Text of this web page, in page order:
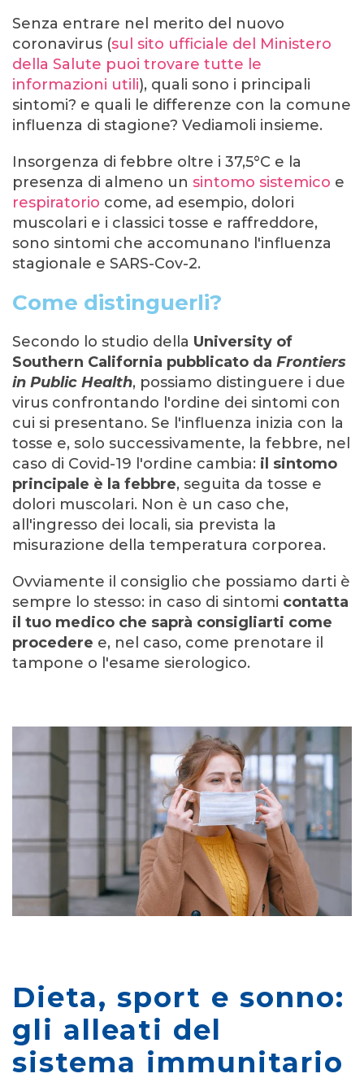
Senza entrare nel merito del nuovo
coronavirus (sul sito ufficiale del Ministero
della Salute puoi trovare tutte le
informazioni utili), quali sono i principali
sintomi? e quali le differenze con la comune
influenza di stagione? Vediamoli insieme.
Insorgenza di febbre oltre i 37,5°C e la
presenza di almeno un sintomo sistemico e
respiratorio come, ad esempio, dolori
muscolari e i classici tosse e raffreddore,
sono sintomi che accomunano l'influenza
stagionale e SARS-Cov-2.
Come distinguerli?
Secondo lo studio della University of
Southern California pubblicato da Frontiers
in Public Health, possiamo distinguere i due
virus confrontando l'ordine dei sintomi con
cui si presentano. Se l'influenza inizia con la
tosse e, solo successivamente, la febbre, nel
caso di Covid-19 l'ordine cambia: il sintomo
principale è la febbre, seguita da tosse e
dolori muscolari. Non è un caso che,
all'ingresso dei locali, sia prevista la
misurazione della temperatura corporea.
Ovviamente il consiglio che possiamo darti è
sempre lo stesso: in caso di sintomi contatta
il tuo medico che saprà consigliarti come
procedere e, nel caso, come prenotare il
tampone o l'esame sierologico.
Dieta, sport e sonno:
gli alleati del
sistema immunitario